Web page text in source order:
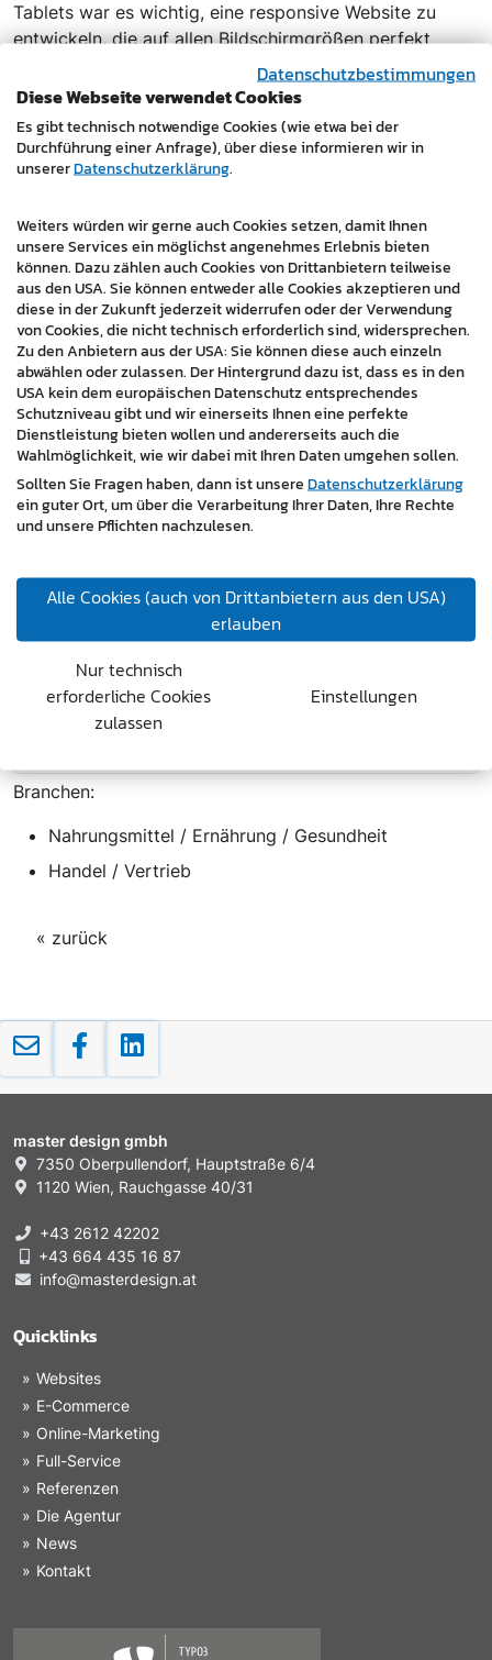
Tablets war es wichtig, eine responsive Website zu
entwickeln, die auf allen Bildschirmgrößen perfekt
funktioniert. Gaensebluemchenundmehr.at bietet daher
ein hervorragendes Nutzererlebnis, egal ob die
Besucherinnen und Besucher die Website von zu Hause,
unterwegs oder im Geschäft besuchen. Schnelle
Ladezeiten und eine intuitive Navigation laden dazu ein,
dem Angebot vertraut zu machen.
Die verbesserte Online-Präsenz hat die Sichtbarkeit
und den Bekanntheitsgrad erhöht und dazu
beigetragen, das Blumenparadies online zum Leben zu
erwecken.
https://www.gaensebluemchenundmehr.at/
Branchen:
Nahrungsmittel / Ernährung / Gesundheit
Handel / Vertrieb
« zurück
master design gmbh
7350 Oberpullendorf, Hauptstraße 6/4
1120 Wien, Rauchgasse 40/31
+43 2612 42202
+43 664 435 16 87
info@masterdesign.at
Quicklinks
Websites
E-Commerce
Online-Marketing
Full-Service
Referenzen
Die Agentur
News
Kontakt
Datenschutzbestimmungen
Diese Webseite verwendet Cookies
Es gibt technisch notwendige Cookies (wie etwa bei der
Durchführung einer Anfrage), über diese informieren wir in
unsererDatenschutzerklärung.
Weiters würden wir gerne auch Cookies setzen, damit Ihnen
unsere Services ein möglichst angenehmes Erlebnis bieten
können. Dazu zählen auch Cookies von Drittanbietern teilweise
aus den USA. Sie können entweder alle Cookies akzeptieren und
diese in der Zukunft jederzeit widerrufen oder der Verwendung
von Cookies, die nicht technisch erforderlich sind, widersprechen.
Zu den Anbietern aus der USA: Sie können diese auch einzeln
abwählen oder zulassen. Der Hintergrund dazu ist, dass es in den
USA kein dem europäischen Datenschutz entsprechendes
Schutzniveau gibt und wir einerseits Ihnen eine perfekte
Dienstleistung bieten wollen und andererseits auch die
Wahlmöglichkeit, wie wir dabei mit Ihren Daten umgehen sollen.
Sollten Sie Fragen haben, dann ist unsereDatenschutzerklärung
ein guter Ort, um über die Verarbeitung Ihrer Daten, Ihre Rechte
und unsere Pflichten nachzulesen.
Alle Cookies (auch von Drittanbietern aus den USA)
erlauben
Nur technisch
erforderliche Cookies
zulassen
Einstellungen